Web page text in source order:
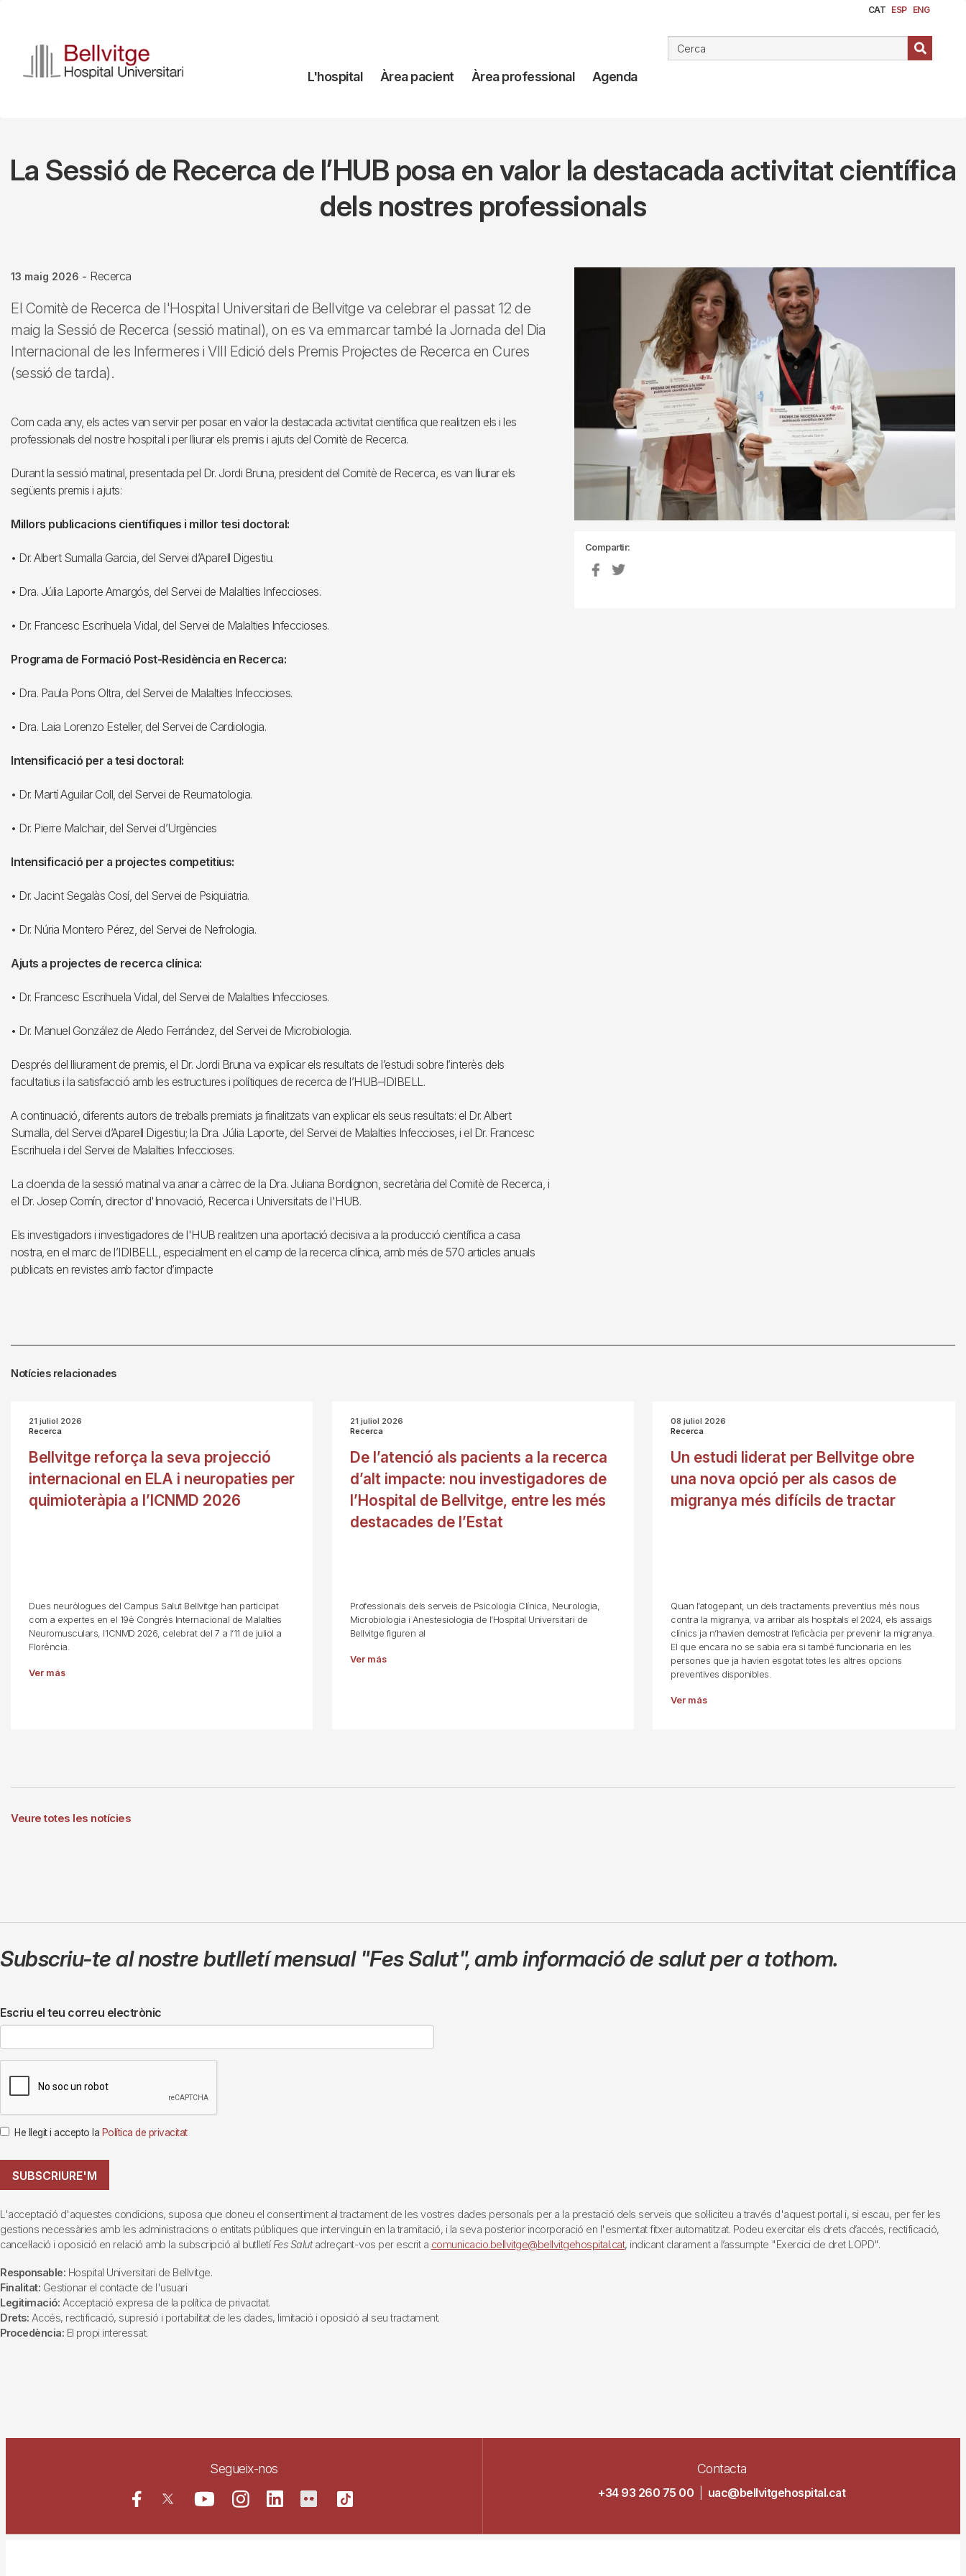
contingut
CAT ESP ENG
Navegación
L'hospital Àrea pacient Àrea professional Agenda
La Sessió de Recerca de l’HUB posa en valor la destacada activitat científica
dels nostres professionals
13 maig 2026 - Recerca
El Comitè de Recerca de l'Hospital Universitari de Bellvitge va celebrar el passat 12 de
maig la Sessió de Recerca (sessió matinal), on es va emmarcar també la Jornada del Dia
Internacional de les Infermeres i VIII Edició dels Premis Projectes de Recerca en Cures
(sessió de tarda).
Com cada any, els actes van servir per posar en valor la destacada activitat científica que realitzen els i les
professionals del nostre hospital i per lliurar els premis i ajuts del Comitè de Recerca.
Durant la sessió matinal, presentada pel Dr. Jordi Bruna, president del Comitè de Recerca, es van lliurar els
següents premis i ajuts:
Millors publicacions científiques i millor tesi doctoral:
• Dr. Albert Sumalla Garcia, del Servei d’Aparell Digestiu.
• Dra. Júlia Laporte Amargós, del Servei de Malalties Infeccioses.
• Dr. Francesc Escrihuela Vidal, del Servei de Malalties Infeccioses.
Programa de Formació Post-Residència en Recerca:
• Dra. Paula Pons Oltra, del Servei de Malalties Infeccioses.
• Dra. Laia Lorenzo Esteller, del Servei de Cardiologia.
Intensificació per a tesi doctoral:
• Dr. Martí Aguilar Coll, del Servei de Reumatologia.
• Dr. Pierre Malchair, del Servei d’Urgències
Intensificació per a projectes competitius:
• Dr. Jacint Segalàs Cosí, del Servei de Psiquiatria.
• Dr. Núria Montero Pérez, del Servei de Nefrologia.
Ajuts a projectes de recerca clínica:
• Dr. Francesc Escrihuela Vidal, del Servei de Malalties Infeccioses.
• Dr. Manuel González de Aledo Ferrández, del Servei de Microbiologia.
Després del lliurament de premis, el Dr. Jordi Bruna va explicar els resultats de l’estudi sobre l’interès dels
facultatius i la satisfacció amb les estructures i polítiques de recerca de l’HUB–IDIBELL.
A continuació, diferents autors de treballs premiats ja finalitzats van explicar els seus resultats: el Dr. Albert
Sumalla, del Servei d’Aparell Digestiu; la Dra. Júlia Laporte, del Servei de Malalties Infeccioses, i el Dr. Francesc
Escrihuela i del Servei de Malalties Infeccioses.
La cloenda de la sessió matinal va anar a càrrec de la Dra. Juliana Bordignon, secretària del Comitè de Recerca, i
el Dr. Josep Comín, director d'Innovació, Recerca i Universitats de l'HUB.
Els investigadors i investigadores de l'HUB realitzen una aportació decisiva a la producció científica a casa
nostra, en el marc de l’IDIBELL, especialment en el camp de la recerca clínica, amb més de 570 articles anuals
publicats en revistes amb factor d’impacte
Compartir:
Notícies relacionades
21 juliol 2026
Recerca
Bellvitge reforça la seva projecció
internacional en ELA i neuropaties per
quimioteràpia a l’ICNMD 2026
Dues neuròlogues del Campus Salut Bellvitge han participat
com a expertes en el 19è Congrés Internacional de Malalties
Neuromusculars, l’ICNMD 2026, celebrat del 7 a l’11 de juliol a
Florència.
Ver más
21 juliol 2026
Recerca
De l’atenció als pacients a la recerca
d’alt impacte: nou investigadores de
l’Hospital de Bellvitge, entre les més
destacades de l’Estat
Professionals dels serveis de Psicologia Clínica, Neurologia,
Microbiologia i Anestesiologia de l’Hospital Universitari de
Bellvitge figuren al
Ver más
08 juliol 2026
Recerca
Un estudi liderat per Bellvitge obre
una nova opció per als casos de
migranya més difícils de tractar
Quan l’atogepant, un dels tractaments preventius més nous
contra la migranya, va arribar als hospitals el 2024, els assaigs
clínics ja n’havien demostrat l’eficàcia per prevenir la migranya.
El que encara no se sabia era si també funcionaria en les
persones que ja havien esgotat totes les altres opcions
preventives disponibles.
Ver más
Veure totes les notícies
Subscriu-te al nostre butlletí mensual "Fes Salut",amb informació de salut per a tothom.
Escriu el teu correu electrònic
He llegit i accepto la Política de privacitat
SUBSCRIURE'M
L'acceptació d'aquestes condicions, suposa que doneu el consentiment al tractament de les vostres dades personals per a la prestació dels serveis que sol·liciteu a través d'aquest portal i, si escau, per fer les
gestions necessàries amb les administracions o entitats públiques que intervinguin en la tramitació, i la seva posterior incorporació en l'esmentat fitxer automatitzat. Podeu exercitar els drets d’accés, rectificació,
cancel·lació i oposició en relació amb la subscripció al butlletí Fes Salutadreçant-vos per escrit a comunicacio.bellvitge@bellvitgehospital.cat, indicant clarament a l’assumpte "Exercici de dret LOPD".
Responsable: Hospital Universitari de Bellvitge.
Finalitat: Gestionar el contacte de l'usuari
Legitimació: Acceptació expresa de la política de privacitat.
Drets: Accés, rectificació, supresió i portabilitat de les dades, limitació i oposició al seu tractament.
Procedència: El propi interessat.
Segueix-nos Contacta
+34 93 260 75 00 uac@bellvitgehospital.cat